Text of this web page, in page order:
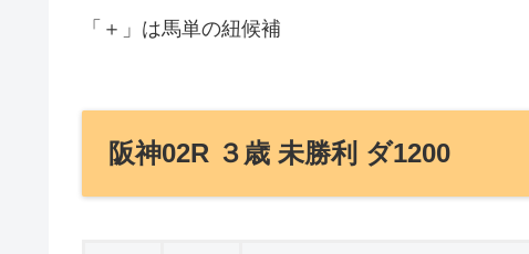
「＋」は馬単の紐候補
阪神02R ３歳 未勝利 ダ1200